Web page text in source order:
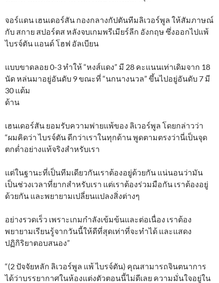
จอร์แดน เฮนเดอร์สัน กองกลางกัปตันทีมลิเวอร์พูล ให้สัมภาษณ์
กับ สกาย สปอร์ตส หลังจบเกมพรีเมียร์ลีก อังกฤษ ซึ่งออกไปแพ้
ไบรจ์ตัน แอนด์ โฮฟ อัลเบียน
แบบขาดลอย 0-3 ทำให้ “หงส์แดง” มี 28 คะแนนเท่าเดิมจาก 18
นัด หล่นมาอยู่อันดับ 9 ขณะที่ “นกนางนวล” ขึ้นไปอยู่อันดับ 7 มี
30 แต้ม
ด้าน
เฮนเดอร์สัน ยอมรับความพ่ายแพ้ของ ลิเวอร์พูล โดยกล่าวว่า
“ผมคิดว่า ไบรจ์ตัน ดีกว่าเราในทุกด้าน พูดตามตรงว่านี่เป็นจุด
ตกต่ำอย่างแท้จริงสำหรับเรา
แต่ในฐานะที่เป็นทีมเดียวกันเราต้องอยู่ด้วยกัน แน่นอนว่ามัน
เป็นช่วงเวลาที่ยากสำหรับเรา แต่เราต้องร่วมมือกัน เราต้องอยู่
ด้วยกัน และพยายามเปลี่ยนแปลงสิ่งต่างๆ
อย่างรวดเร็ว เพราะเกมกำลังเข้มข้นและต่อเนื่อง เราต้อง
พยายามเรียนรู้จากวันนี้ให้ดีที่สุดเท่าที่จะทำได้ และแสดง
ปฏิกิริยาตอบสนอง”
“(2 ปัจจัยหลัก ลิเวอร์พูล แพ้ ไบรจ์ตัน) คุณสามารถจินตนาการ
ได้ว่าบรรยากาศในห้องแต่งตัวตอนนี้ไม่ดีเลย ความมั่นใจอยู่ใน